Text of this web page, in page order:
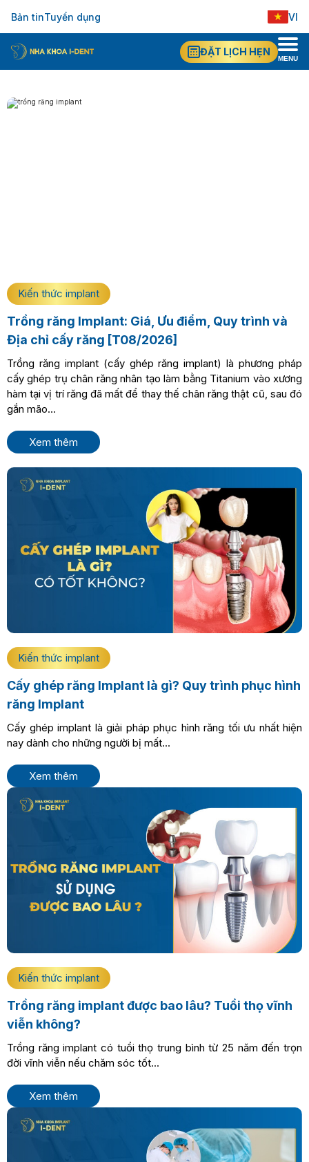
Bản tinTuyển dụng
VI
EN
ĐẶT LỊCH HẸN
MENU
Kiến thức implant
Trồng răng Implant: Giá, Ưu điểm, Quy trình và
Địa chỉ cấy răng [T08/2026]
Trồng răng implant (cấy ghép răng implant) là phương pháp
cấy ghép trụ chân răng nhân tạo làm bằng Titanium vào xương
hàm tại vị trí răng đã mất để thay thế chân răng thật cũ, sau đó
gắn mão...
Xem thêm
Kiến thức implant
Cấy ghép răng Implant là gì? Quy trình phục hình
răng Implant
Cấy ghép implant là giải pháp phục hình răng tối ưu nhất hiện
nay dành cho những người bị mất...
Xem thêm
Kiến thức implant
Trồng răng implant được bao lâu? Tuổi thọ vĩnh
viễn không?
Trồng răng implant có tuổi thọ trung bình từ 25 năm đến trọn
đời vĩnh viễn nếu chăm sóc tốt...
Xem thêm